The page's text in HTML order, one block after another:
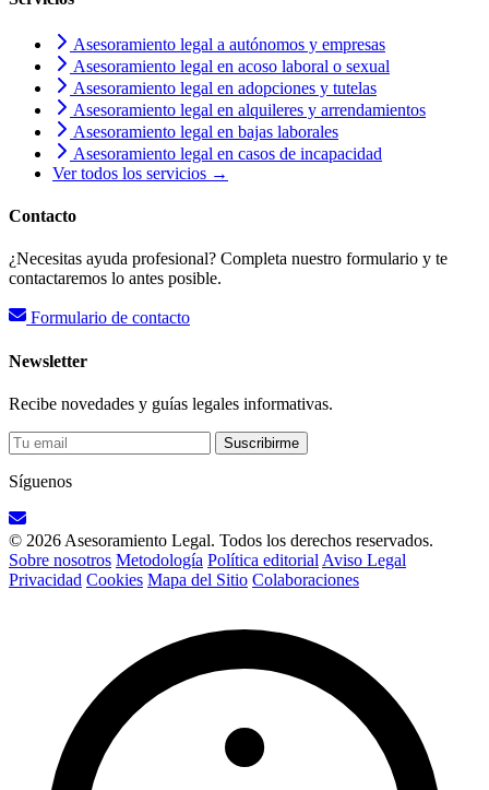
Asesoramiento legal a autónomos y empresas
Asesoramiento legal en acoso laboral o sexual
Asesoramiento legal en adopciones y tutelas
Asesoramiento legal en alquileres y arrendamientos
Asesoramiento legal en bajas laborales
Asesoramiento legal en casos de incapacidad
Ver todos los servicios →
Contacto
¿Necesitas ayuda profesional? Completa nuestro formulario y te
contactaremos lo antes posible.
Formulario de contacto
Newsletter
Recibe novedades y guías legales informativas.
Suscribirme
Síguenos
© 2026 Asesoramiento Legal. Todos los derechos reservados.
Sobre nosotros Metodología Política editorial Aviso Legal
Privacidad Cookies Mapa del Sitio Colaboraciones